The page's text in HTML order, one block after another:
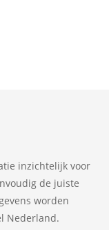
inzichtelijk voor
de juiste
worden
Nederland.